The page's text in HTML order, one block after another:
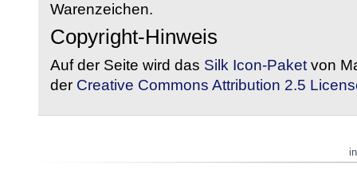
Warenzeichen.
Copyright-Hinweis
Auf der Seite wird das Silk Icon-Paket von
der Creative Commons Attribution 2.5